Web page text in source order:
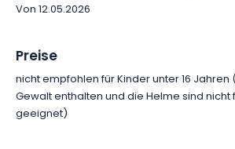
Von 12.05.2026
Preise
nicht empfohlen für Kinder unter 16 Jahren
Gewalt enthalten und die Helme sind
geeignet)